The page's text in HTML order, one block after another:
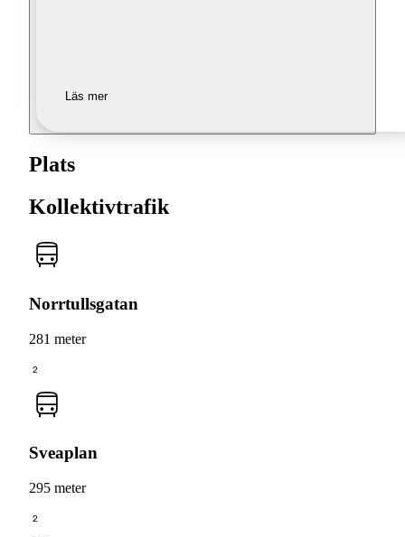
Läs mer
Plats
Kollektivtrafik
Norrtullsgatan
281 meter
2
Sveaplan
295 meter
2